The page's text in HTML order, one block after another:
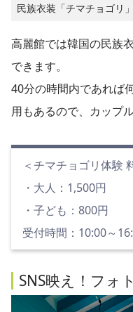
民族衣装「チマチョゴリ」
高麗館では韓国の民族
できます。
40分の時間内であれば
用もあるので、カップ
＜チマチョゴリ体験
・大人：1,500円
・子ども：800円
受付時間：10:00～
SNS映え！フォ